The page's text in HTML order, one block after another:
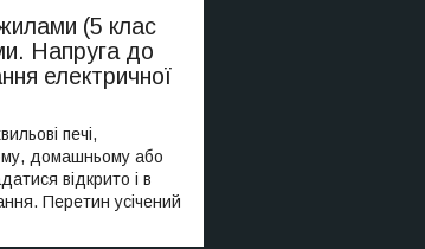
(5 клас
Напруга до
електричної
печі,
домашньому або
відкрито і в
Перетин усічений